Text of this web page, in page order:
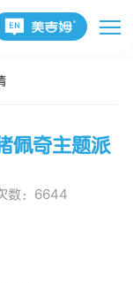
佩奇主题派
数：6644